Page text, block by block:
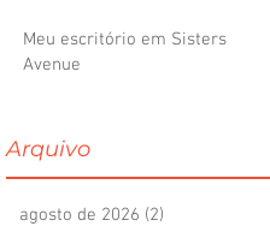
Meu escritório em Sisters
Avenue
Arquivo
agosto de 2026 (2)